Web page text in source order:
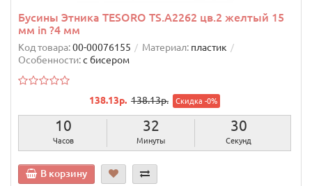
Бусины Этника TESORO TS.A2262 цв.2 желтый 15
мм in ?4 мм
Код товара:00-00076155 Материал: пластик
Особенности:с бисером
138.13р. 138.13р. Скидка -0%
10
Часов
32
Минуты
29
Секунд
В корзину